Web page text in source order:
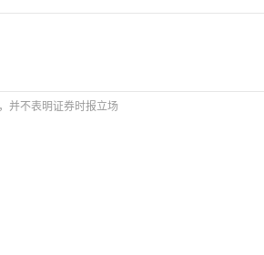
并不表明证券时报立场